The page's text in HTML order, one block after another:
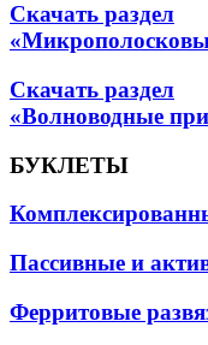
Скачать раздел
Скачать раздел
«Волноводные
БУКЛЕТЫ
Пассивные и
Ферритовые